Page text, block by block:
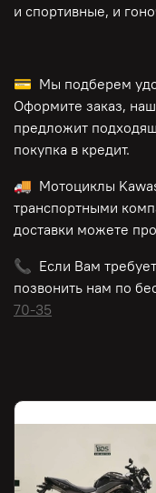
и спортивные, и
💳 Мы подберем
Оформите заказ,
предложит
покупка в кредит.
🚚 Мотоциклы
транспортными
доставки можете
📞 Если Вам
позвонить нам по
70-35